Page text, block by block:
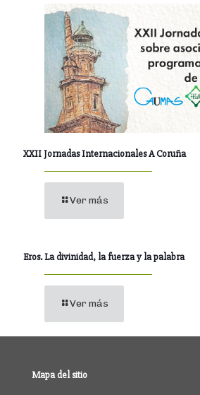
XXII Jornadas Internacionales A Coruña
Ver más
Eros. La divinidad, la fuerza y la palabra
Ver más
Mapa del sitio